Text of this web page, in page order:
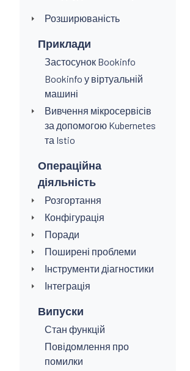
Розширюваність
Приклади
Застосунок Bookinfo
Bookinfo у віртуальній
машині
Вивчення мікросервісів
за допомогою Kubernetes
та Istio
Операційна
діяльність
Розгортання
Конфігурація
Поради
Поширені проблеми
Інструменти діагностики
Інтеграція
Випуски
Стан функцій
Повідомлення про
помилки